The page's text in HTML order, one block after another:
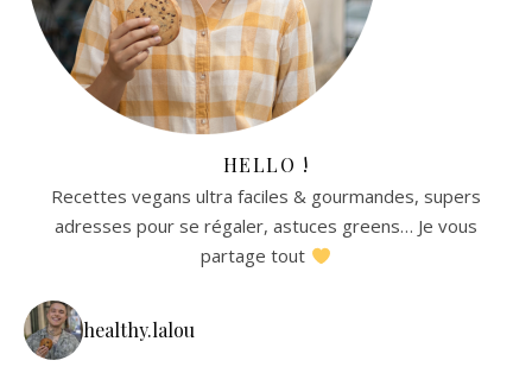
HELLO !
Recettes vegans ultra faciles & gourmandes, supers
adresses pour se régaler, astuces greens… Je vous
partage tout
healthy.lalou